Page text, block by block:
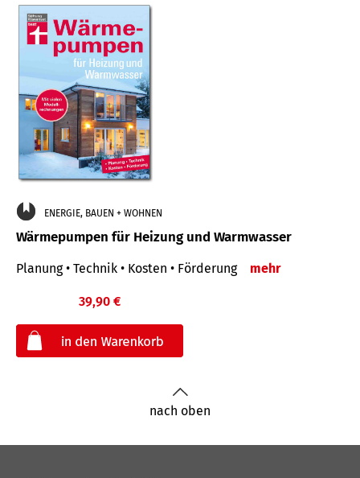
ENERGIE, BAUEN + WOHNEN
Wärmepumpen für Heizung und Warmwasser
Planung • Technik • Kosten • Förderung mehr
39,90 €
nach oben